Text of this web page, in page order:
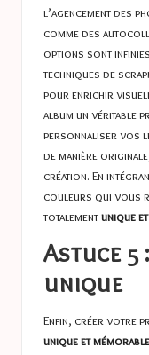
l’agencement des
comme des
options sont
techniques de
pour enrichir
album un véritable
personnaliser vos
de manière
création. En
couleurs qui vous
totalementunique
Astuce 5
unique
Enfin, créer votre
unique et mémorable